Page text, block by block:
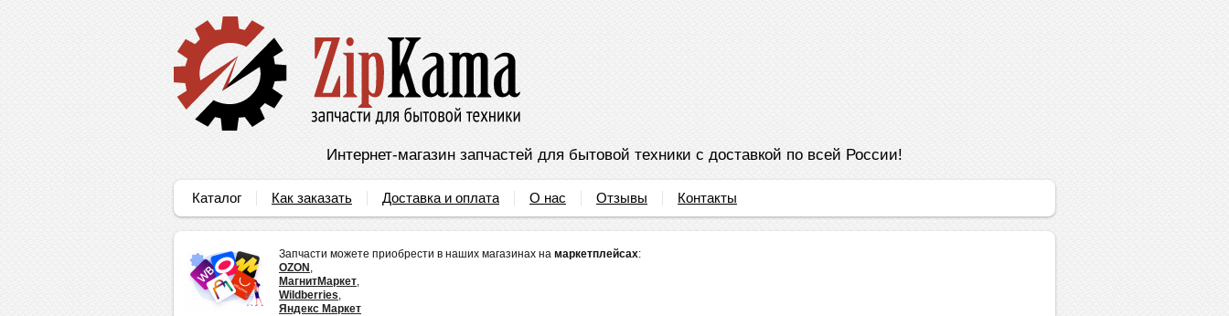
Интернет-магазин запчастей для бытовой техники с доставкой по всей России!
Каталог Как заказать Доставка и оплата О нас Отзывы Контакты
Запчасти можете приобрести в наших магазинах на маркетплейсах:
OZON
МагнитМаркет
Wildberries
Яндекс Маркет